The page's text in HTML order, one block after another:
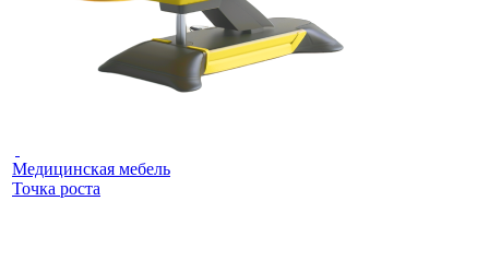
Медицинская мебель
Точка роста